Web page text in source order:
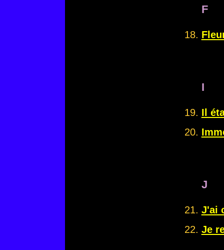
F
I
Il
J
J'ai
Je